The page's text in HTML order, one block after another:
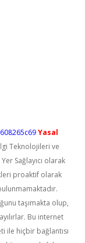
Yasal
Teknolojileri ve
Sağlayıcı olarak
proaktif olarak
taşımakta olup,
Bu internet
ile hiçbir bağlantısı